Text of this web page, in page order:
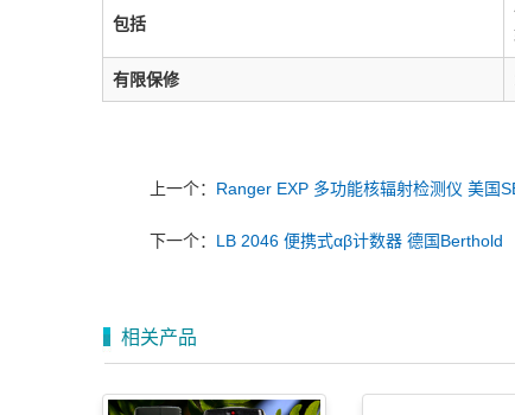
包括
有限保修
上一个： Ranger EXP 多功能核辐射检测仪 美国
下一个： LB 2046 便携式αβ计数器 德国Berthold
相关产品